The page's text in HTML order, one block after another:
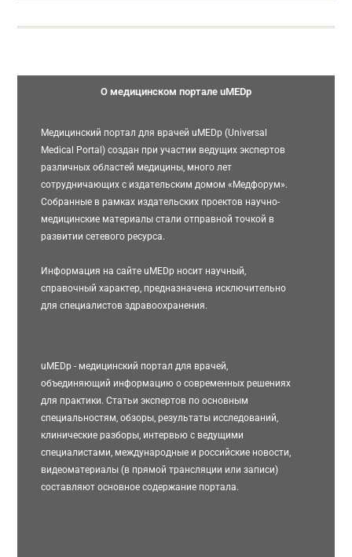
О медицинском портале uMEDp
Медицинский портал для врачей uMEDp (Universal
Medical Portal) создан при участии ведущих экспертов
различных областей медицины, много лет
сотрудничающих с издательским домом «Медфорум».
Собранные в рамках издательских проектов научно-
медицинские материалы стали отправной точкой в
развитии сетевого ресурса.
Информация на сайте uMEDp носит научный,
справочный характер, предназначена исключительно
для специалистов здравоохранения.
uMEDp - медицинский портал для врачей,
объединяющий информацию о современных решениях
для практики. Статьи экспертов по основным
специальностям, обзоры, результаты исследований,
клинические разборы, интервью с ведущими
специалистами, международные и российские новости,
видеоматериалы (в прямой трансляции или записи)
составляют основное содержание портала.